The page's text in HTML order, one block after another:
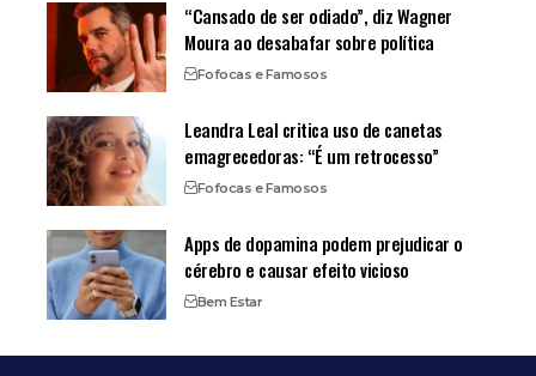
“Cansado de ser odiado”, diz Wagner
Moura ao desabafar sobre política
Fofocas e Famosos
Leandra Leal critica uso de canetas
emagrecedoras: “É um retrocesso”
Fofocas e Famosos
Apps de dopamina podem prejudicar o
cérebro e causar efeito vicioso
Bem Estar